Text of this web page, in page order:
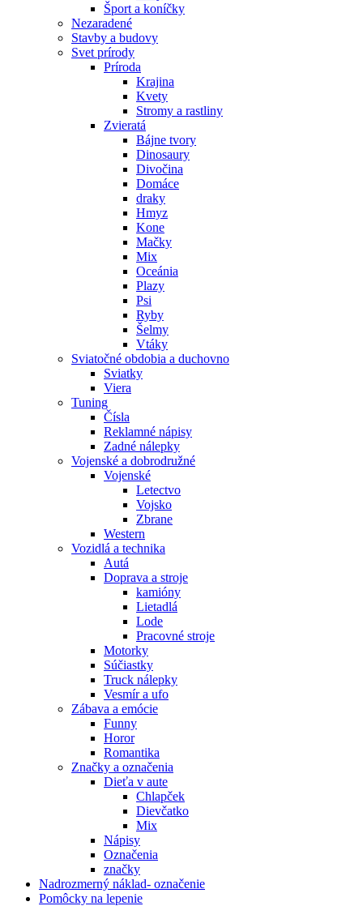
Šport a koníčky
Nezaradené
Stavby a budovy
Svet prírody
Príroda
Krajina
Kvety
Stromy a rastliny
Zvieratá
Bájne tvory
Dinosaury
Divočina
Domáce
draky
Hmyz
Kone
Mačky
Mix
Oceánia
Plazy
Psi
Ryby
Šelmy
Vtáky
Sviatočné obdobia a duchovno
Sviatky
Viera
Tuning
Čísla
Reklamné nápisy
Zadné nálepky
Vojenské a dobrodružné
Vojenské
Letectvo
Vojsko
Zbrane
Western
Vozidlá a technika
Autá
Doprava a stroje
kamióny
Lietadlá
Lode
Pracovné stroje
Motorky
Súčiastky
Truck nálepky
Vesmír a ufo
Zábava a emócie
Funny
Horor
Romantika
Značky a označenia
Dieťa v aute
Chlapček
Dievčatko
Mix
Nápisy
Označenia
značky
Nadrozmerný náklad- označenie
Pomôcky na lepenie